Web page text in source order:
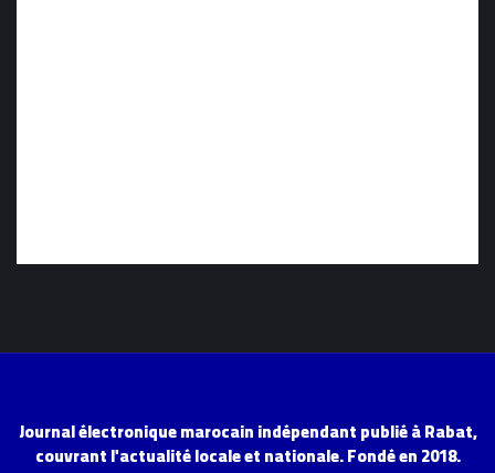
Journal électronique marocain indépendant publié à Rabat,
couvrant l'actualité locale et nationale. Fondé en 2018.